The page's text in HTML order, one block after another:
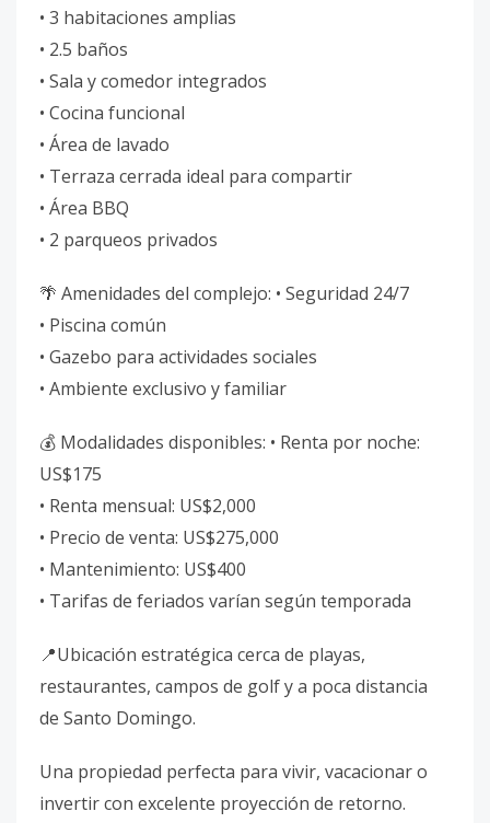
• 3 habitaciones amplias
• 2.5 baños
• Sala y comedor integrados
• Cocina funcional
• Área de lavado
• Terraza cerrada ideal para compartir
• Área BBQ
• 2 parqueos privados
🌴 Amenidades del complejo: • Seguridad 24/7
• Piscina común
• Gazebo para actividades sociales
• Ambiente exclusivo y familiar
💰 Modalidades disponibles: • Renta por noche:
US$175
• Renta mensual: US$2,000
• Precio de venta: US$275,000
• Mantenimiento: US$400
• Tarifas de feriados varían según temporada
📍Ubicación estratégica cerca de playas,
restaurantes, campos de golf y a poca distancia
de Santo Domingo.
Una propiedad perfecta para vivir, vacacionar o
invertir con excelente proyección de retorno.